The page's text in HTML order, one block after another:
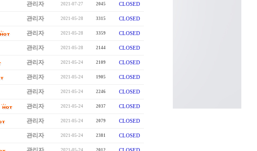
관리자 2021-07-27 2045 CLOSED
관리자 2021-05-28 3315 CLOSED
관리자 2021-05-28 3359 CLOSED
관리자 2021-05-28 2144 CLOSED
관리자 2021-05-24 2109 CLOSED
관리자 2021-05-24 1905 CLOSED
관리자 2021-05-24 2246 CLOSED
관리자 2021-05-24 2037 CLOSED
관리자 2021-05-24 2079 CLOSED
관리자 2021-05-24 2381 CLOSED
2021-05-24 2012